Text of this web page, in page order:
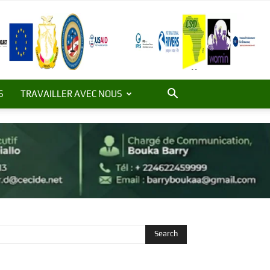
TRAVAILLER AVEC NOUS